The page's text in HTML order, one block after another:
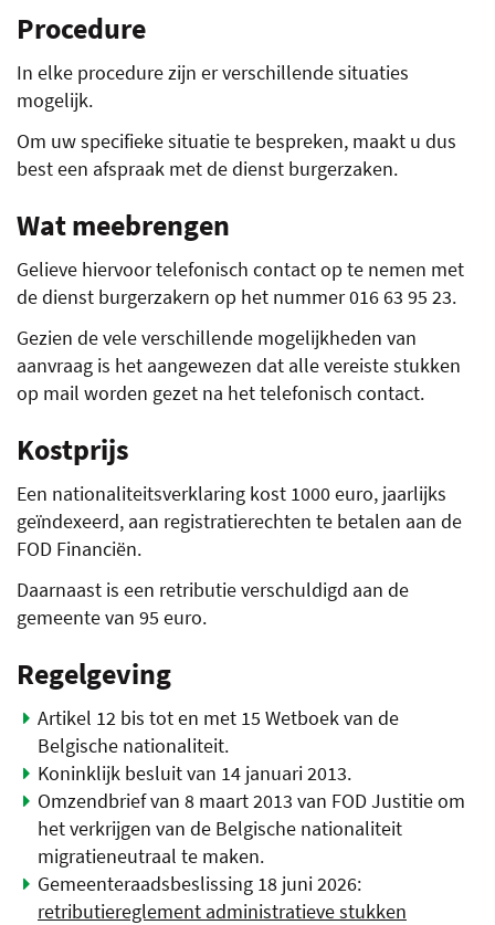
Procedure
In elke procedure zijn er verschillende situaties
mogelijk.
Om uw specifieke situatie te bespreken, maakt u dus
best een afspraak met de dienst burgerzaken.
Wat meebrengen
Gelieve hiervoor telefonisch contact op te nemen met
de dienst burgerzakern op het nummer 016 63 95 23.
Gezien de vele verschillende mogelijkheden van
aanvraag is het aangewezen dat alle vereiste stukken
op mail worden gezet na het telefonisch contact.
Kostprijs
Een nationaliteitsverklaring kost 1000 euro, jaarlijks
geïndexeerd, aan registratierechten te betalen aan de
FOD Financiën.
Daarnaast is een retributie verschuldigd aan de
gemeente van 95 euro.
Regelgeving
Artikel 12 bis tot en met 15 Wetboek van de
Belgische nationaliteit.
Koninklijk besluit van 14 januari 2013.
Omzendbrief van 8 maart 2013 van FOD Justitie om
het verkrijgen van de Belgische nationaliteit
migratieneutraal te maken.
Gemeenteraadsbeslissing 18 juni 2026:
retributiereglement administratieve stukken